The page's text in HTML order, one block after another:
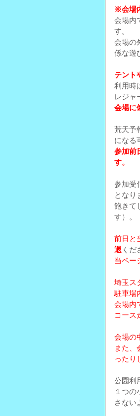
※会場
会場内
す。
会場の
係な遊
テント
利用時
レジャ
会場に
荒天予
になる
参加前
す。
参加受
となり
飽きて
す）。
前日と
退 くだ
当ペー
埼玉ス
駐車場
会場内
コース
会場の
また、
ったり
公園利
１つ
さない